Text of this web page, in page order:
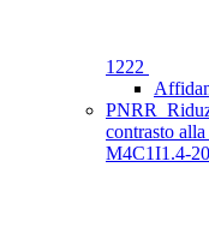
1222
contrasto
M4C1I1.4-